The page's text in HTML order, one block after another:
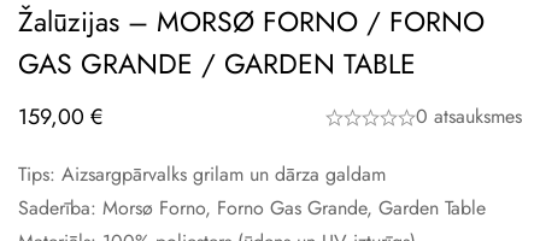
Žalūzijas – MORSØ FORNO / FORNO
GAS GRANDE / GARDEN TABLE
159,00 € 0 atsauksmes
Tips: Aizsargpārvalks grilam un dārza galdam
Saderība: Morsø Forno, Forno Gas Grande, Garden Table